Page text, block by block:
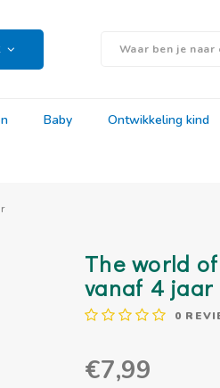
Baby Ontwikkeling kind
The world
vanaf 4 jaar
0
€7,99